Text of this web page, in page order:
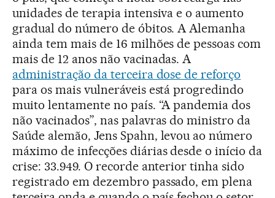
unidades de terapia intensiva e o aumento
gradual do número de óbitos. A Alemanha
ainda tem mais de 16 milhões de pessoas com
mais de 12 anos não vacinadas. A
administração da terceira dose de reforço
para os mais vulneráveis está progredindo
muito lentamente no país. “A pandemia dos
não vacinados”, nas palavras do ministro da
Saúde alemão, Jens Spahn, levou ao número
máximo de infecções diárias desde o início da
crise: 33.949. O recorde anterior tinha sido
registrado em dezembro passado, em plena